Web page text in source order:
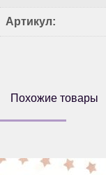
Артикул:
Похожие товары